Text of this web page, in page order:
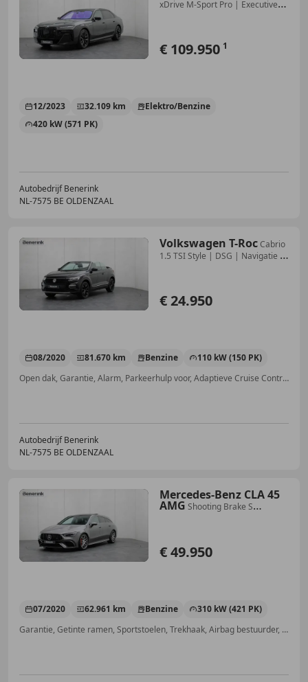
xDrive M-Sport Pro | Executive
€ 109.950 1
12/2023 32.109 km
Elektro/Benzine
420 kW (571 PK)
Autobedrijf Benerink
NL-7575 BE OLDENZAAL
Volkswagen T-RocCabrio
1.5 TSI Style | DSG | Navigatie |
€ 24.950
08/2020 81.670 km Benzine
110 kW (150 PK)
Open dak, Garantie, Alarm, Parkeerhulp voor, Adaptieve Cruise Control, Zij-airbags, Wind deflector, Bochtverlichting
Autobedrijf Benerink
NL-7575 BE OLDENZAAL
Mercedes-Benz CLA 45
AMG Shooting Brake S
€ 49.950
07/2020 62.961 km Benzine
310 kW (421 PK)
Garantie, Getinte ramen, Sportstoelen, Trekhaak, Airbag bestuurder, Sfeerverlichting, Hoofd airbag, 4x4